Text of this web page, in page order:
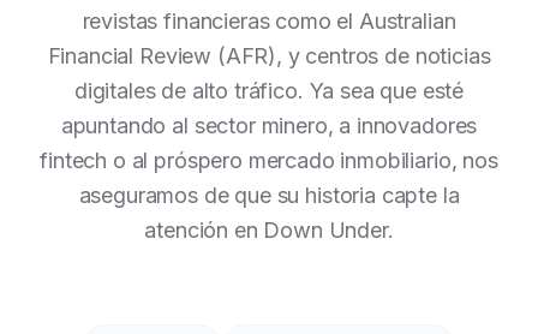
revistas financieras como el Australian
Financial Review (AFR), y centros de noticias
digitales de alto tráfico. Ya sea que esté
apuntando al sector minero, a innovadores
fintech o al próspero mercado inmobiliario, nos
aseguramos de que su historia capte la
atención en Down Under.